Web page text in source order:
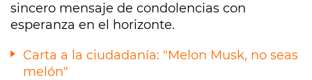
sincero mensaje de condolencias con
esperanza en el horizonte.
Carta a la ciudadanía: "Melon Musk, no seas
melón"